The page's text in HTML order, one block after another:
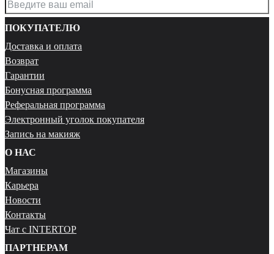
ПОКУПАТЕЛЮ
Доставка и оплата
Возврат
Гарантии
Бонусная программа
Реферальная программа
Электронный уголок покупателя
Запись на макияж
О НАС
Магазины
Карьера
Новости
Контакты
Чат с INTERTOP
ПАРТНЕРАМ